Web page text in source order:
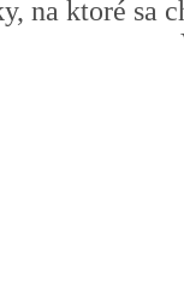
na ktoré sa